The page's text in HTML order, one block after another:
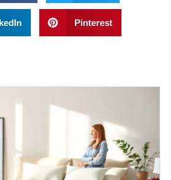
Pinterest